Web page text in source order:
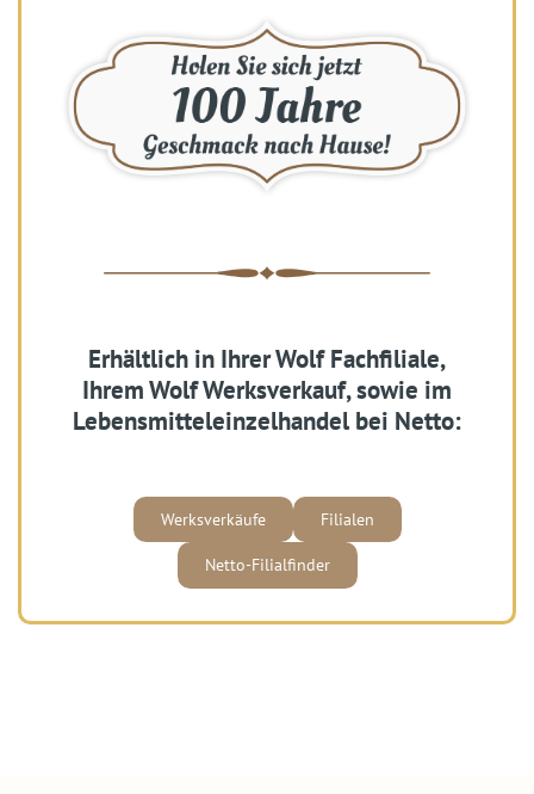
Erhältlich in Ihrer Wolf Fachfiliale,
Ihrem Wolf Werksverkauf, sowie im
Lebensmitteleinzelhandel bei Netto:
Werksverkäufe Filialen
Netto-Filialfinder